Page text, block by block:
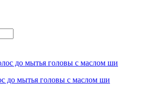
до мытья головы с маслом ши